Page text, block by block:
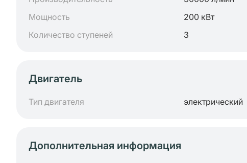
Мощность
200 кВт
Количество ступеней
3
Двигатель
Тип двигателя электрический
Дополнительная информация